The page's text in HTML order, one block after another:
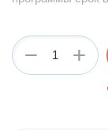
+
−